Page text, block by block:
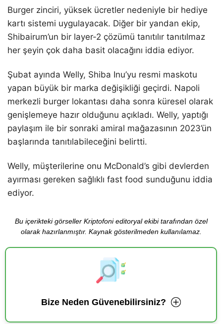
Burger zinciri, yüksek ücretler nedeniyle bir hediye
kartı sistemi uygulayacak. Diğer bir yandan ekip,
Shibairum’un bir layer-2 çözümü tanıtılır tanıtılmaz
her şeyin çok daha basit olacağını iddia ediyor.
Şubat ayında Welly, Shiba Inu’yu resmi maskotu
yapan büyük bir marka değişikliği geçirdi. Napoli
merkezli burger lokantası daha sonra küresel olarak
genişlemeye hazır olduğunu açıkladı. Welly, yaptığı
paylaşım ile bir sonraki amiral mağazasının 2023’ün
başlarında tanıtılabileceğini belirtti.
Welly, müşterilerine onu McDonald’s gibi devlerden
ayırması gereken sağlıklı fast food sunduğunu iddia
ediyor.
Bu içerikteki görseller Kriptofoni editoryal ekibi tarafından özel
olarak hazırlanmıştır. Kaynak gösterilmeden kullanılamaz.
Bize Neden Güvenebilirsiniz?